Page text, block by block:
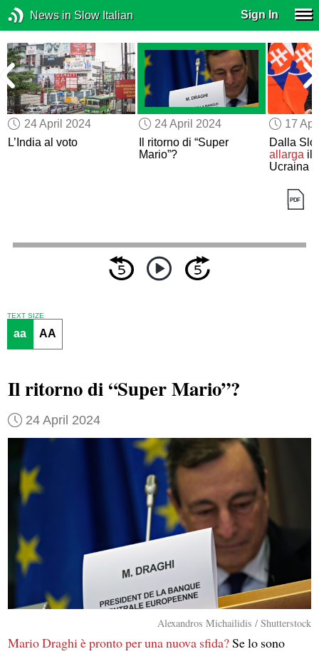
News in Slow Italian Sign In
24 April 2024
L’India al voto
24 April 2024
Il ritorno di “Super
Mario”?
17
Dalla
allargail
Ucraina
TEXT SIZE
aa AA
Il ritorno di “Super Mario”?
24 April 2024
Alexandros Michailidis / Shutterstock
Mario Draghi è pronto per una nuova sfida?Se lo sono